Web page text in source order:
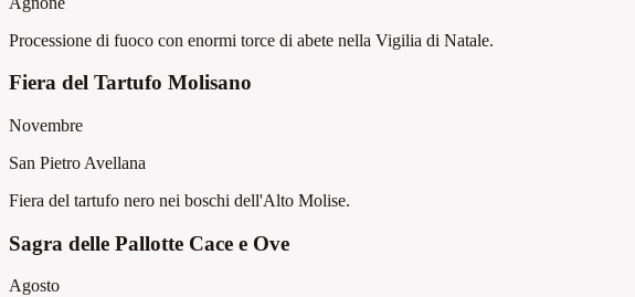
Processione di fuoco con enormi torce di abete nella Vigilia di Natale.
Fiera del Tartufo Molisano
Novembre
San Pietro Avellana
Fiera del tartufo nero nei boschi dell'Alto Molise.
Sagra delle Pallotte Cace e Ove
Agosto